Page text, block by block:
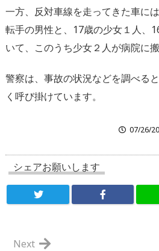
一方、反対車線を走ってきた車に
転手の男性と、17歳の少女１人、
いて、このうち少女２人が病院に
警察は、事故の状況などを調べる
く呼び掛けています。
07/26/
シェアお願いします
Next